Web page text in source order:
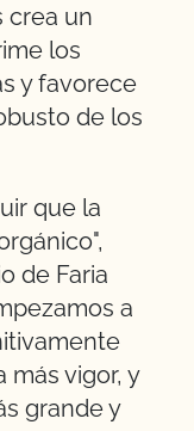
crea un
los
y favorece
de los
que la
de Faria
a
más vigor, y
grande y